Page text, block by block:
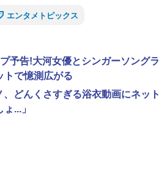
エンタメトピックス
予告!大河女優とシンガーソングラ
トで憶測広がる
どんくさすぎる浴衣動画にネット
...」